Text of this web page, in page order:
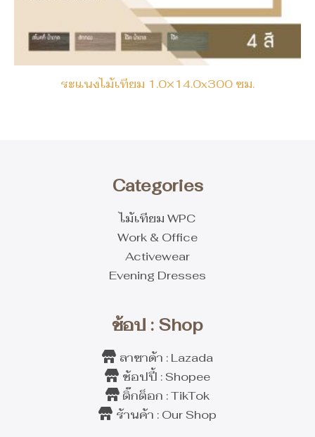
ระแนงไม้เทียม 1.0×14.0x300 ซม.
Categories
ไม้เทียม WPC
Work & Office
Activewear
Evening Dresses
ช้อป : Shop
ลาซาด้า : Lazada
ช้อปปี้ : Shopee
ติ๊กต็อก : TikTok
ร้านค้า : Our Shop